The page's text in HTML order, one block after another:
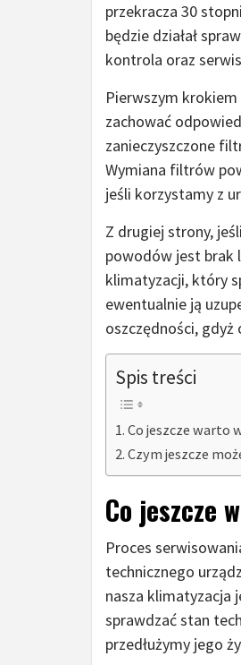
przekracza 30
będzie działał
kontrola oraz
Pierwszym
zachować
zanieczyszczone
Wymiana filtrów
jeśli korzystamy z
Z drugiej strony,
powodów jest brak
klimatyzacji, który
ewentualnie ją
oszczędności,
Spis treści
Co jeszcze warto
Czym jeszcze
Co jeszcze
Proces
technicznego
nasza klimatyzacja
sprawdzać stan
przedłużymy jego